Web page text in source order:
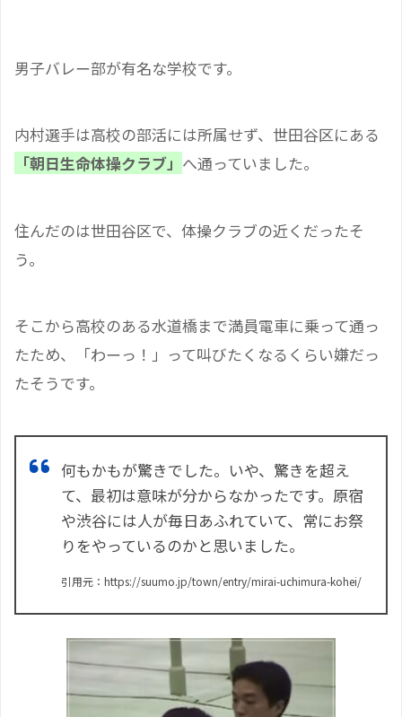
男子バレー部が有名な学校です。
内村選手は高校の部活には所属せず、世田谷区にある
「朝日生命体操クラブ」 へ通っていました。
住んだのは世田谷区で、体操クラブの近くだったそ
う。
そこから高校のある水道橋まで満員電車に乗って通っ
たため、「わーっ！」って叫びたくなるくらい嫌だっ
たそうです。
何もかもが驚きでした。いや、驚きを超え
て、最初は意味が分からなかったです。原宿
や渋谷には人が毎日あふれていて、常にお祭
りをやっているのかと思いました。
引用元：https://suumo.jp/town/entry/mirai-uchimura-kohei/